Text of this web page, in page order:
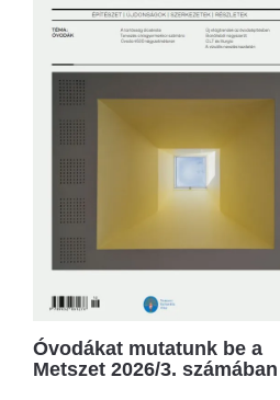
Óvodákat mutatunk be a
Metszet 2026/3. számában